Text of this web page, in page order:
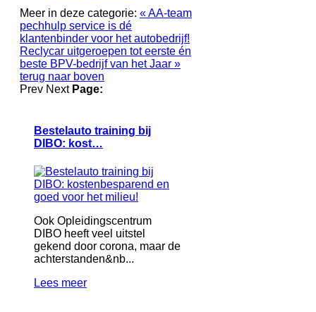
Meer in deze categorie: « AA-team
pechhulp service is dé
klantenbinder voor het autobedrijf!
Reclycar uitgeroepen tot eerste én
beste BPV-bedrijf van het Jaar »
terug naar boven
Prev Next Page:
Bestelauto training bij
DIBO: kost…
Ook Opleidingscentrum
DIBO heeft veel uitstel
gekend door corona, maar de
achterstanden&nb...
Lees meer